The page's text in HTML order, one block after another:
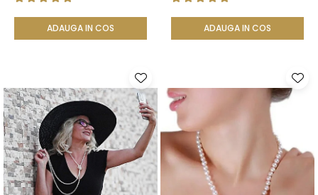
ADAUGA IN COS ADAUGA IN COS